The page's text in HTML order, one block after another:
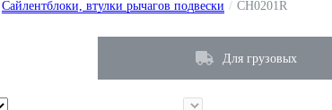
Сайлентблоки, втулки рычагов подвески / CH0201R
Для грузовых